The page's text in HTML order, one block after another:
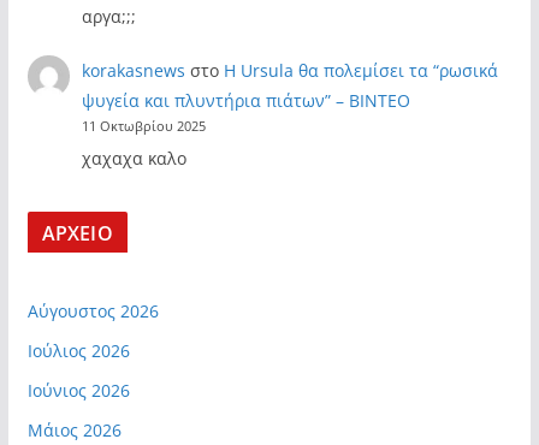
αργα;;;
korakasnews στο Η Ursula θα πολεμίσει τα “ρωσικά
ψυγεία και πλυντήρια πιάτων” – ΒΙΝΤΕΟ
11 Οκτωβρίου 2025
χαχαχα καλο
ΑΡΧΕΙΟ
Αύγουστος 2026
Ιούλιος 2026
Ιούνιος 2026
Μάιος 2026